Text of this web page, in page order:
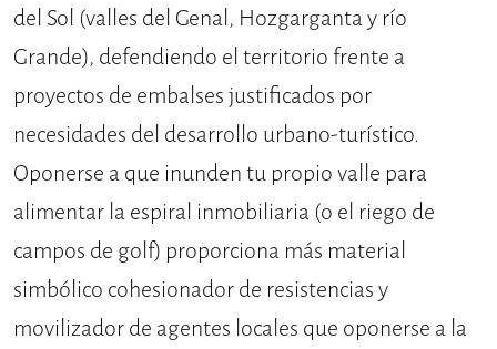
del Sol (valles del Genal, Hozgarganta y río
Grande), defendiendo el territorio frente a
proyectos de embalses justificados por
necesidades del desarrollo urbano-turístico.
Oponerse a que inunden tu propio valle para
alimentar la espiral inmobiliaria (o el riego de
campos de golf) proporciona más material
simbólico cohesionador de resistencias y
movilizador de agentes locales que oponerse a la